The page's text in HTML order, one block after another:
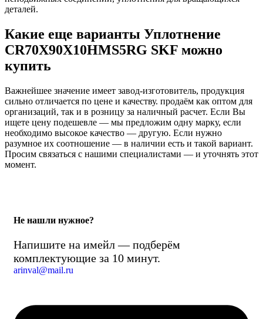
деталей.
Какие еще варианты Уплотнение
CR70X90X10HMS5RG SKF можно
купить
Важнейшее значение имеет завод-изготовитель, продукция
сильно отличается по цене и качеству. продаём как оптом для
организаций, так и в розницу за наличный расчет. Если Вы
ищете цену подешевле — мы предложим одну марку, если
необходимо высокое качество — другую. Если нужно
разумное их соотношение — в наличии есть и такой вариант.
Просим связаться с нашими специалистами — и уточнять этот
момент.
Не нашли нужное?
Напишите на имейл — подберём
комплектующие за 10 минут.
arinval@mail.ru